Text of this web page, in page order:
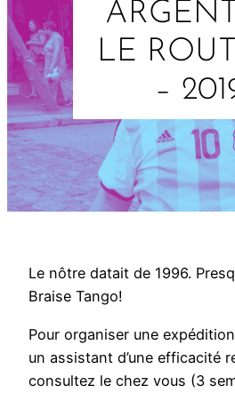
LE
–
Le nôtre datait de 1996.
Braise Tango!
Pour organiser une
un assistant d’une efficacité
consultez le chez vous (3